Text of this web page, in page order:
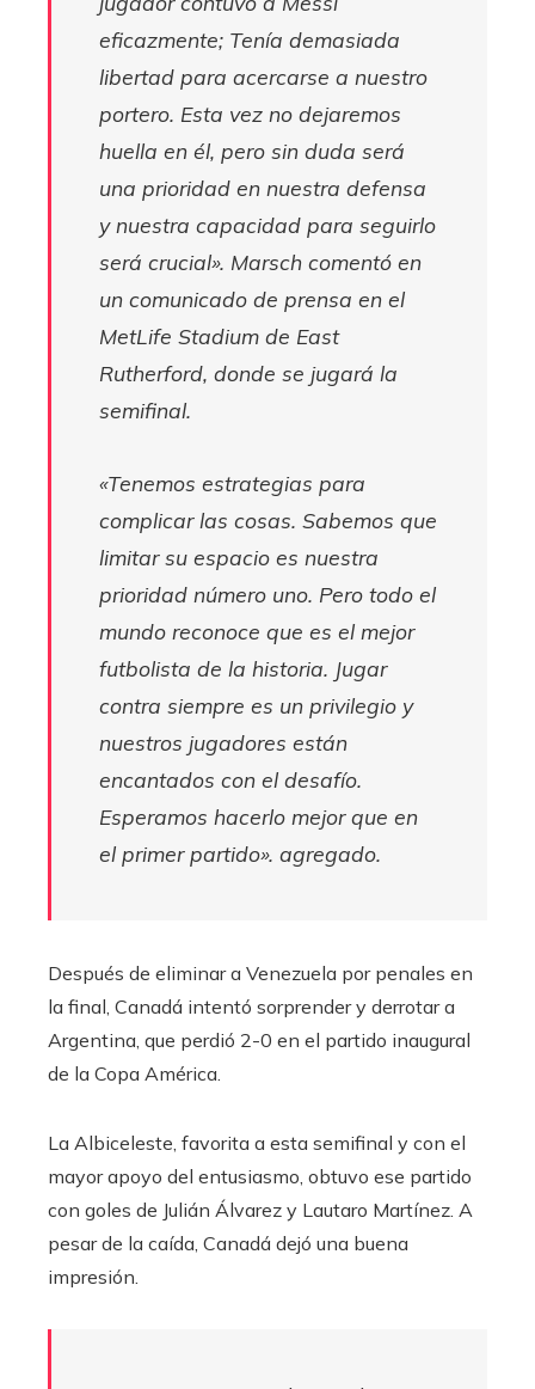
eficazmente; Tenía demasiada
libertad para acercarse a nuestro
portero. Esta vez no dejaremos
huella en él, pero sin duda será
una prioridad en nuestra defensa
y nuestra capacidad para seguirlo
será crucial». Marsch comentó en
un comunicado de prensa en el
MetLife Stadium de East
Rutherford, donde se jugará la
semifinal.
«Tenemos estrategias para
complicar las cosas. Sabemos que
limitar su espacio es nuestra
prioridad número uno. Pero todo el
mundo reconoce que es el mejor
futbolista de la historia. Jugar
contra siempre es un privilegio y
nuestros jugadores están
encantados con el desafío.
Esperamos hacerlo mejor que en
el primer partido». agregado.
Después de eliminar a Venezuela por penales en
la final, Canadá intentó sorprender y derrotar a
Argentina, que perdió 2-0 en el partido inaugural
de la Copa América.
La Albiceleste, favorita a esta semifinal y con el
mayor apoyo del entusiasmo, obtuvo ese partido
con goles de Julián Álvarez y Lautaro Martínez. A
pesar de la caída, Canadá dejó una buena
impresión.